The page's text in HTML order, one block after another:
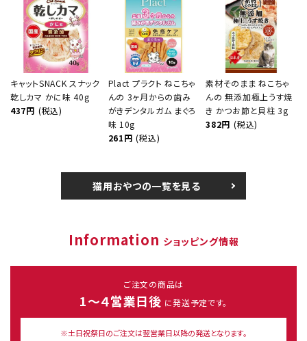
キャットSNACK スナック
乾しカマ かに味 40g
437円 (税込)
Plact プラクト ねこちゃ
んの 3ヶ月からの歯み
がきデンタルガム まぐろ
味 10g
261円 (税込)
素材そのまま ねこちゃ
んの 無添加極上うす焼
き かつお節と貝柱 3g
382円 (税込)
猫用おやつの一覧を見る
Information ショッピング情報
ご注文の商品は
1～４営業日後 に発送予定です。
※土日祝祭日のご注文は翌営業日以降の発送となります。